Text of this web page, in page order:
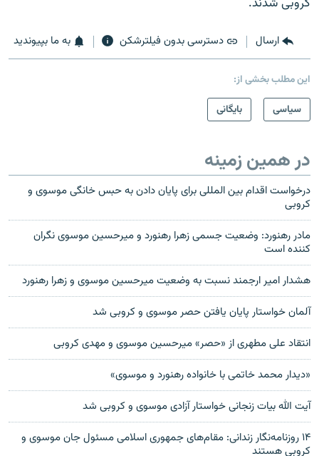
کروبی شدند.
ارسال دسترسی بدون فیلترشکن به ما بپیوندید
این مطلب بخشی از:
سیاسی
بایگانی
در همین زمینه
درخواست اقدام بین المللی برای پایان دادن به حبس خانگی موسوی و
کروبی
مادر رهنورد: وضعيت جسمی زهرا رهنورد و ميرحسين موسوی نگران
کننده است
هشدار امير ارجمند نسبت به وضعيت ميرحسين موسوی و زهرا رهنورد
آلمان خواستار پایان یافتن حصر موسوی و کروبی شد
انتقاد علی مطهری از «حصر» میرحسین موسوی و مهدی کروبی
«ديدار محمد خاتمی با خانواده رهنورد و موسوی»
آیت الله بیات زنجانی خواستار آزادی موسوی و کروبی شد
۱۴ روزنامه‌نگار زندانی: مقام‌های جمهوری اسلامی مسئول جان موسوی و
کروبی هستند